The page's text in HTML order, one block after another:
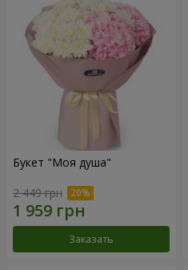
Букет "Моя душа"
2 449 грн
Заказать